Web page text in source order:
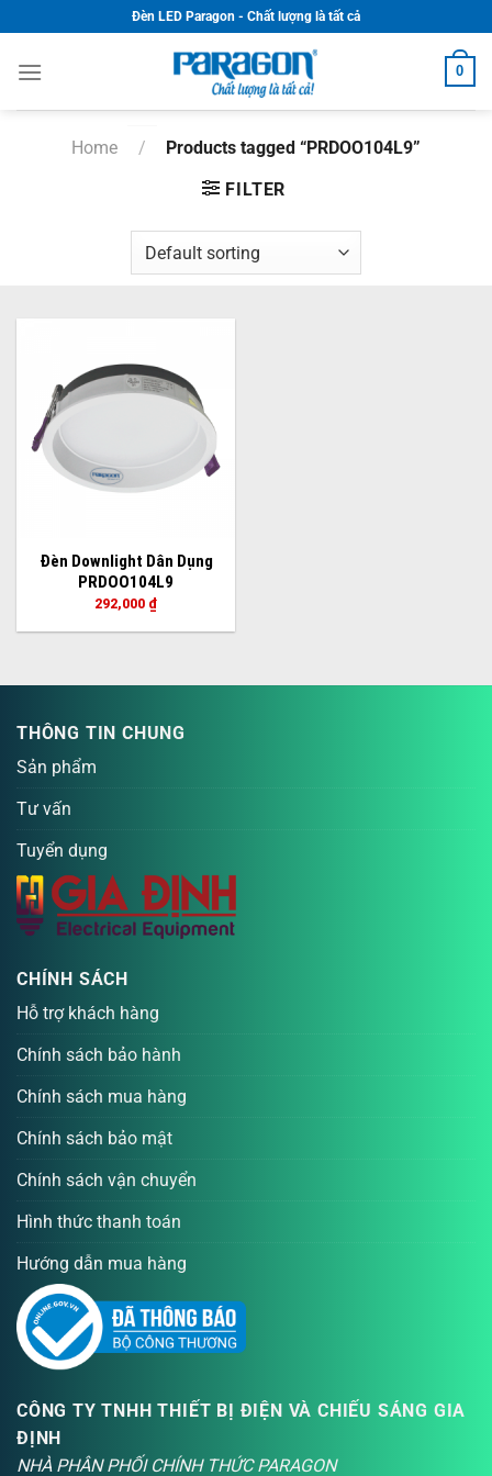
to
content
Đèn LED Paragon - Chất lượng là tất cả
0
Home /
Products tagged “PRDOO104L9”
FILTER
Đèn Downlight Dân Dụng
PRDOO104L9
292,000 ₫
THÔNG TIN CHUNG
Sản phẩm
Tư vấn
Tuyển dụng
CHÍNH SÁCH
Hỗ trợ khách hàng
Chính sách bảo hành
Chính sách mua hàng
Chính sách bảo mật
Chính sách vận chuyển
Hình thức thanh toán
Hướng dẫn mua hàng
CÔNG TY TNHH THIẾT BỊ ĐIỆN VÀ CHIẾU SÁNG GIA
ĐỊNH
NHÀ PHÂN PHỐI CHÍNH THỨC PARAGON